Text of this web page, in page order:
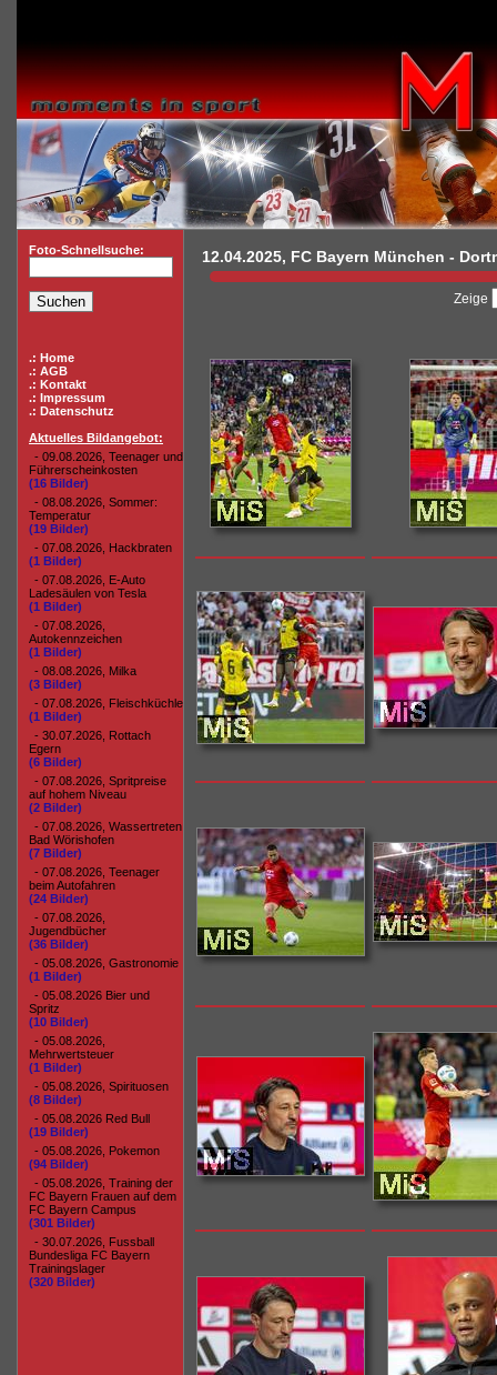
Foto-Schnellsuche:
.: Home
.: AGB
.: Kontakt
.: Impressum
.: Datenschutz
Aktuelles Bildangebot:
- 09.08.2026, Teenager und
Führerscheinkosten
(16 Bilder)
- 08.08.2026, Sommer:
Temperatur
(19 Bilder)
- 07.08.2026, Hackbraten
(1 Bilder)
- 07.08.2026, E-Auto
Ladesäulen von Tesla
(1 Bilder)
- 07.08.2026,
Autokennzeichen
(1 Bilder)
- 08.08.2026, Milka
(3 Bilder)
- 07.08.2026, Fleischküchle
(1 Bilder)
- 30.07.2026, Rottach
Egern
(6 Bilder)
- 07.08.2026, Spritpreise
auf hohem Niveau
(2 Bilder)
- 07.08.2026, Wassertreten
Bad Wörishofen
(7 Bilder)
- 07.08.2026, Teenager
beim Autofahren
(24 Bilder)
- 07.08.2026,
Jugendbücher
(36 Bilder)
- 05.08.2026, Gastronomie
(1 Bilder)
- 05.08.2026 Bier und
Spritz
(10 Bilder)
- 05.08.2026,
Mehrwertsteuer
(1 Bilder)
- 05.08.2026, Spirituosen
(8 Bilder)
- 05.08.2026 Red Bull
(19 Bilder)
- 05.08.2026, Pokemon
(94 Bilder)
- 05.08.2026, Training der
FC Bayern Frauen auf dem
FC Bayern Campus
(301 Bilder)
- 30.07.2026, Fussball
Bundesliga FC Bayern
Trainingslager
(320 Bilder)
12.04.2025, FC Bayern München -
Zeige